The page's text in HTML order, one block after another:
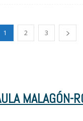
1 2 3
MALAGÓN-